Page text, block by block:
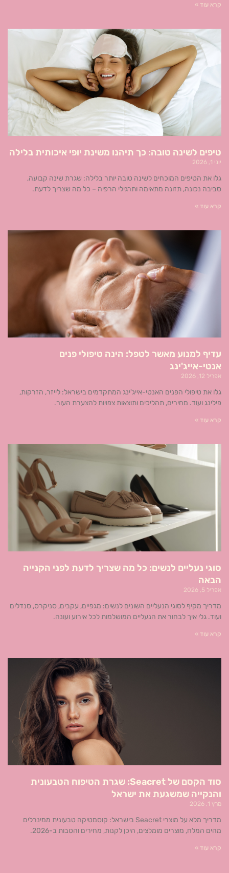
קרא עוד »
טיפים לשינה טובה: כך תיהנו משינת יופי איכותית בלילה
יוני 1, 2026
גלו את הטיפים המוכחים לשינה טובה יותר בלילה: שגרת שינה קבועה,
סביבה נכונה, תזונה מתאימה ותרגילי הרפיה – כל מה שצריך לדעת.
קרא עוד »
עדיף למנוע מאשר לטפל: הינה טיפולי פנים
אנטי-אייג'ינג
אפריל 12, 2026
גלו את טיפולי הפנים האנטי-אייג'ינג המתקדמים בישראל: לייזר, הזרקות,
פילינג ועוד. מחירים, תהליכים ותוצאות צפויות להצערת העור.
קרא עוד »
סוגי נעליים לנשים: כל מה שצריך לדעת לפני הקנייה
הבאה
אפריל 5, 2026
מדריך מקיף לסוגי הנעליים השונים לנשים: מגפיים, עקבים, סניקרס, סנדלים
ועוד. גלי איך לבחור את הנעליים המושלמות לכל אירוע ועונה.
קרא עוד »
סוד הקסם של Seacret: שגרת הטיפוח הטבעונית
והנקייה שמשגעת את ישראל
מרץ 1, 2026
מדריך מלא על מוצרי Seacret בישראל: קוסמטיקה טבעונית ממינרלים
מהים המלח, מוצרים מומלצים, היכן לקנות, מחירים והטבות ב-2026.
קרא עוד »